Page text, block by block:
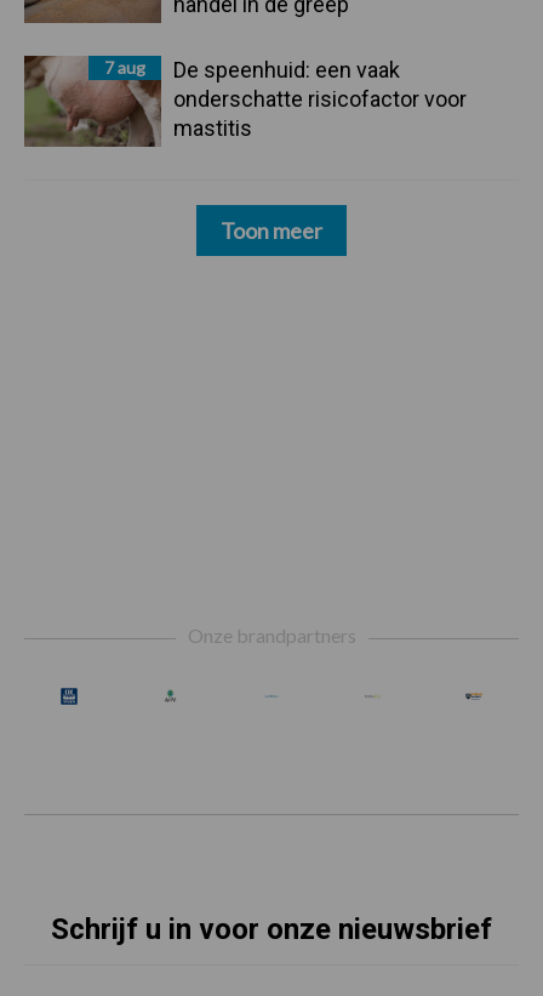
7 aug
De speenhuid: een vaak
onderschatte risicofactor voor
mastitis
Toon meer
Onze brandpartners
Schrijf u in voor onze nieuwsbrief